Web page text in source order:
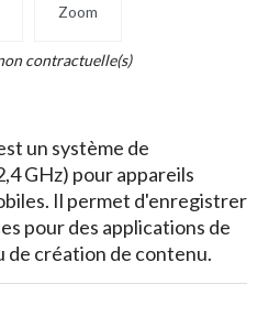
Zoom
contractuelle(s)
un système de
GHz) pour appareils
Il permet d'enregistrer
pour des applications de
de création de contenu.